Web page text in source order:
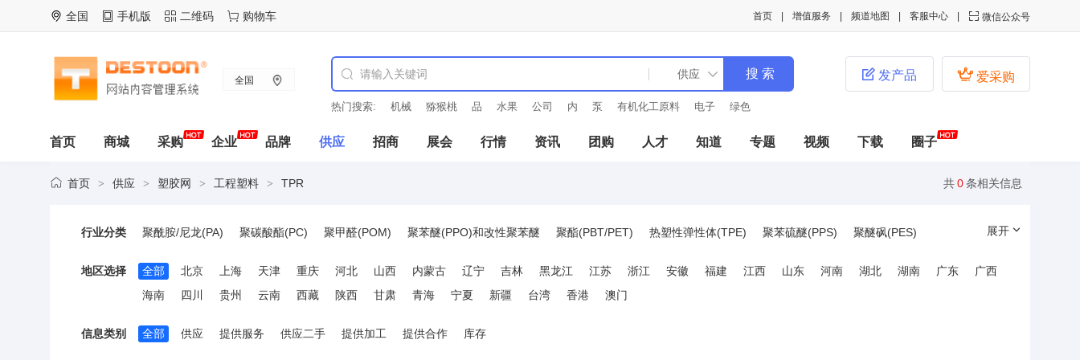
全国 手机版 二维码 购物车  微信公众号
客服中心
频道地图
增值服务
首页
全国
热门搜索: 机械 猕猴桃 品 水果 公司 内 泵 有机化工原料 电子 绿色
 爱采购
 发产品
首页 商城 采购 企业 品牌 供应 招商 展会 行情 资讯 团购 人才 知道 专题 视频 下载 圈子
共0条相关信息
首页 > 供应 > 塑胶网 > 工程塑料 > TPR
行业分类 聚酰胺/尼龙(PA) 聚碳酸酯(PC) 聚甲醛(POM) 聚苯醚(PPO)和改性聚苯醚 聚酯(PBT/PET) 热塑性弹性体(TPE) 聚苯硫醚(PPS)
聚醚砜(PES)
丙烯腈-苯乙烯树脂(AS)
苯乙烯-丙烯腈树脂(SAN) 甲基丙烯酸-丁二烯-苯乙烯共聚物(MBS) 丙烯腈/乙烯/苯乙烯共聚物(AES) 酚醛树脂(PF)
热塑性聚氨酯(TPU)
SBS
超高分子量聚乙烯(UHMWPE) 其它聚合物 改性塑料 TPR EVA
展开
地区选择 全部 北京 上海 天津 重庆 河北 山西 内蒙古 辽宁 吉林 黑龙江 江苏 浙江 安徽 福建 江西 山东 河南 湖北 湖南 广东
广西
海南
四川 贵州 云南 西藏 陕西 甘肃 青海 宁夏 新疆 台湾 香港 澳门
信息类别 全部 供应 提供服务 供应二手 提供加工 提供合作 库存